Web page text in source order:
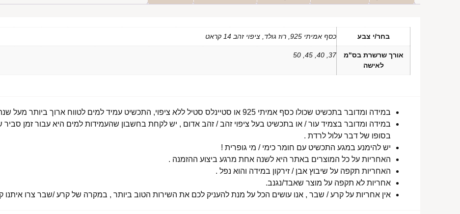
בחר/י צבע כסף אמיתי 925, רוז גולד, ציפוי זהב 14 קראט
אורך שרשרת בס"מ
לאישה
37, 40, 45, 50
במידה ומדובר בתכשיט שכולו כסף אמיתי 925 או סטיינלס סטיל ללא ציפוי, התכשיט עמיד למים לטווח ארוך ביותר מעל שנה !
במידה ומדובר בצמיד עור / או בתכשיט בעל ציפוי זהב / זהב אדום , יש לקחת בחשבון שהעמידות למים היא עבור זמן סביר
בסופו של דבר עלול לרדת .
יש להימנע במגע התכשיט עם חומר כימי / מי גופרית !
האחריות על כל המוצרים באתר היא לשנה אחת מרגע ביצוע ההזמנה .
האחריות תקפה על שיבוץ אבן / זירקון במידה והוא נפל .
אחריות לא תקפה על מוצר שאבד/נגנב.
אין אחריות על קרע / שבר , אנו עושים הכל על מנת להעניק לכם את השירות הטוב ביותר , במקרה של קרע /שבר צרו איתנו